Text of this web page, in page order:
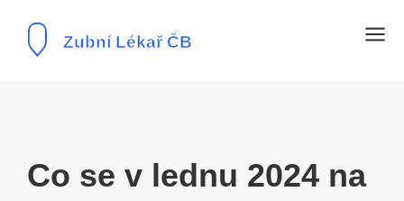
Co se v lednu 2024 na